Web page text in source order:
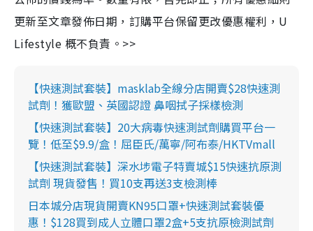
更新至文章發佈日期，訂購平台保留更改優惠權利，U
Lifestyle 概不負責。>>
【快速測試套裝】masklab全線分店開賣$28快速測
試劑！獲歐盟、英國認證 鼻咽拭子採樣檢測
【快速測試套裝】20大病毒快速測試劑購買平台一
覽！低至$9.9/盒！屈臣氏/萬寧/阿布泰/HKTVmall
【快速測試套裝】深水埗電子特賣城$15快速抗原測
試劑 現貨發售！買10支再送3支檢測棒
日本城分店現貨開賣KN95口罩+快速測試套裝優
惠！$128買到成人立體口罩2盒+5支抗原檢測試劑